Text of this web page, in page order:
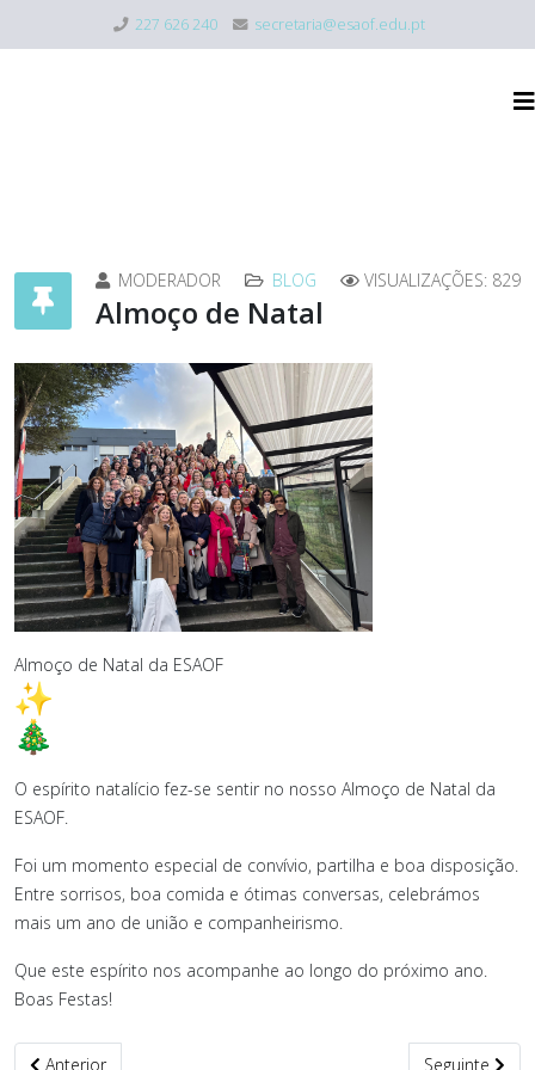
227 626 240 secretaria@esaof.edu.pt
MODERADOR BLOG VISUALIZAÇÕES: 829
Almoço de Natal
Almoço de Natal da ESAOF
O espírito natalício fez-se sentir no nosso Almoço de Natal da
ESAOF.
Foi um momento especial de convívio, partilha e boa disposição.
Entre sorrisos, boa comida e ótimas conversas, celebrámos
mais um ano de união e companheirismo.
Que este espírito nos acompanhe ao longo do próximo ano.
Boas Festas!
Artigo anterior: Boas Festas
Anterior Artigo
Seguinte